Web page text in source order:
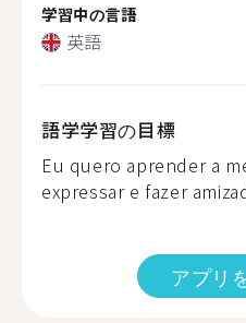
学習中の言語
英語
語学学習の目標
Eu quero aprender a
expressar e fazer
アプリ